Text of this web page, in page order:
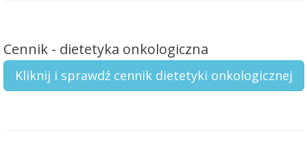
Cennik - dietetyka onkologiczna
Kliknij i sprawdź cennik dietetyki onkologicznej